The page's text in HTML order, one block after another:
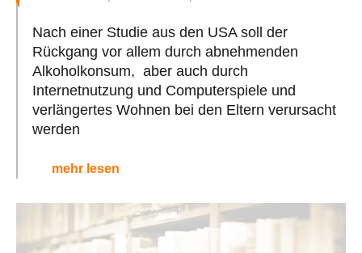
Nach einer Studie aus den USA soll der
Rückgang vor allem durch abnehmenden
Alkoholkonsum, aber auch durch
Internetnutzung und Computerspiele und
verlängertes Wohnen bei den Eltern verursacht
werden
mehr lesen